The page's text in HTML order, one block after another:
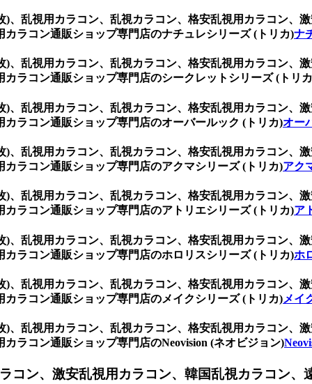
)、乱視用カラコン、乱視カラコン、格安乱視用カラコン、
ラコン通販ショップ専門店のナチュレシリーズ (トリカ)ナ
)、乱視用カラコン、乱視カラコン、格安乱視用カラコン、
ラコン通販ショップ専門店のシークレットシリーズ (トリ
)、乱視用カラコン、乱視カラコン、格安乱視用カラコン、
ラコン通販ショップ専門店のオーバールック (トリカ)オー
)、乱視用カラコン、乱視カラコン、格安乱視用カラコン、
ラコン通販ショップ専門店のアクマシリーズ (トリカ)アク
)、乱視用カラコン、乱視カラコン、格安乱視用カラコン、
ラコン通販ショップ専門店のアトリエシリーズ (トリカ)ア
)、乱視用カラコン、乱視カラコン、格安乱視用カラコン、
ラコン通販ショップ専門店のホロリスシリーズ (トリカ)ホ
)、乱視用カラコン、乱視カラコン、格安乱視用カラコン、
ラコン通販ショップ専門店のメイクシリーズ (トリカ)メイ
)、乱視用カラコン、乱視カラコン、格安乱視用カラコン、
ラコン通販ショップ専門店のNeovision (ネオビジョン)
コン、激安乱視用カラコン、韓国乱視カラコン